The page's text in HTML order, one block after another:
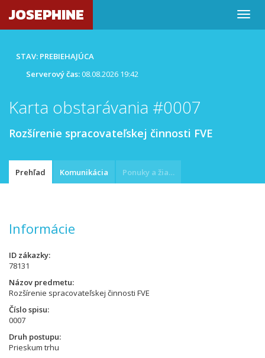
JOSEPHINE
STAV: PREBIEHAJÚCA
Serverový čas:08.08.2026 19:42
Karta obstarávania #0007
Rozšírenie spracovateľskej činnosti FVE
Prehľad Komunikácia Ponuky a žiadosti
Informácie
ID zákazky
78131
Názov predmetu
Rozšírenie spracovateľskej činnosti FVE
Číslo spisu
0007
Druh postupu
Prieskum trhu